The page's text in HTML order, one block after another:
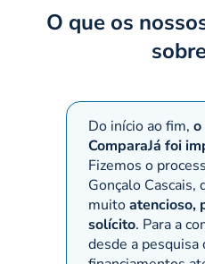
O que os
Do início ao fim, o
ComparaJá foi
Fizemos o
Gonçalo Cascais,
muitoatencioso,
solícito. Para a
desde a